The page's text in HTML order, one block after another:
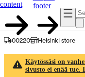
content
footer
00220 Helsinki store
Käytössäsi on
sivusto ei enää tue.